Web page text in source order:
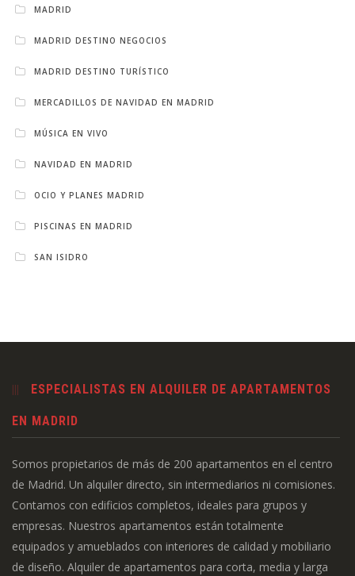
MADRID
MADRID DESTINO NEGOCIOS
MADRID DESTINO TURÍSTICO
MERCADILLOS DE NAVIDAD EN MADRID
MÚSICA EN VIVO
NAVIDAD EN MADRID
OCIO Y PLANES MADRID
PISCINAS EN MADRID
SAN ISIDRO
ESPECIALISTAS EN ALQUILER DE APARTAMENTOS
EN MADRID
Somos propietarios de más de 200 apartamentos en el centro
de Madrid. Un alquiler directo, sin intermediarios ni comisiones.
Contamos con edificios completos, ideales para grupos y
empresas. Nuestros apartamentos están totalmente
equipados y amueblados con interiores de calidad y mobiliario
de diseño. Alquiler de apartamentos para corta, media y larga